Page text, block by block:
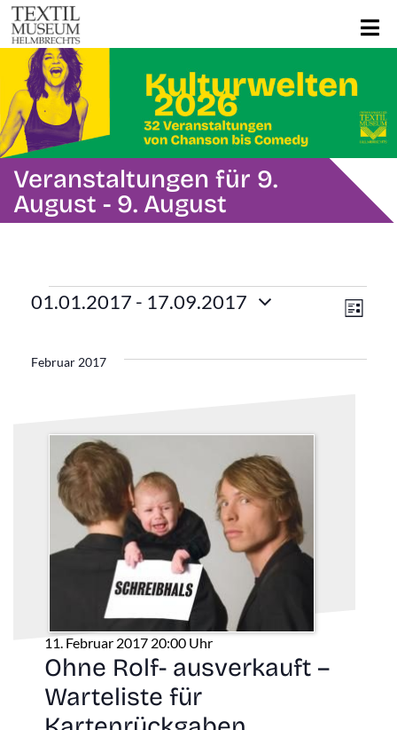
Veranstaltungen für 9.
August - 9. August
Veranstaltungen Liste
01.01.2017 - 17.09.2017
Februar 2017
11. Februar 2017 20:00 Uhr
Ohne Rolf- ausverkauft –
Warteliste für